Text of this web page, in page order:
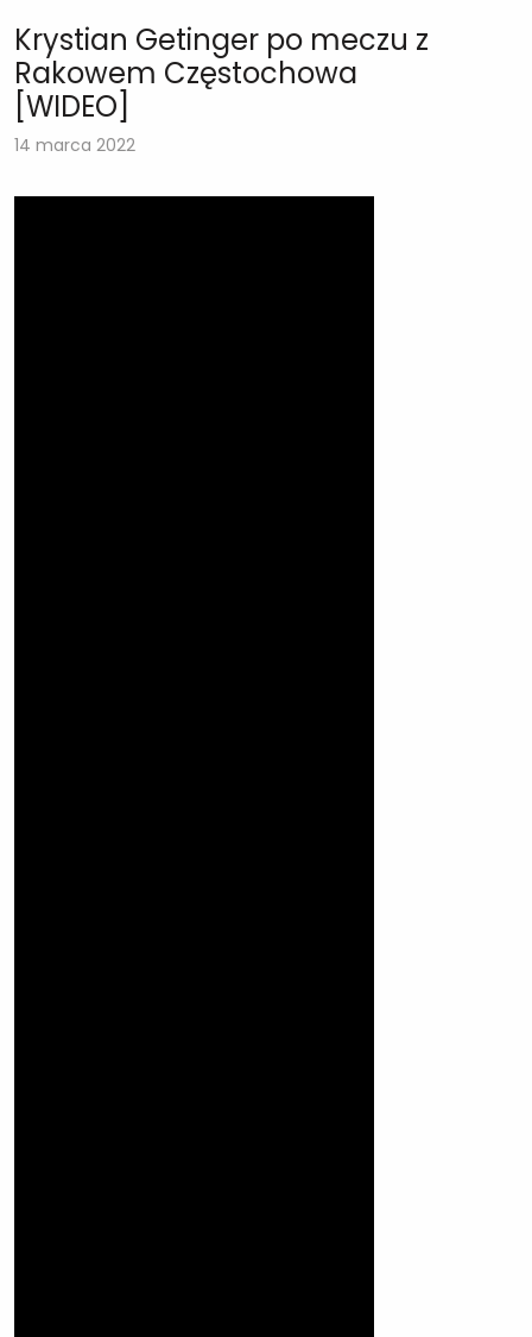
Krystian Getinger po meczu z
Rakowem Częstochowa
[WIDEO]
14 marca 2022